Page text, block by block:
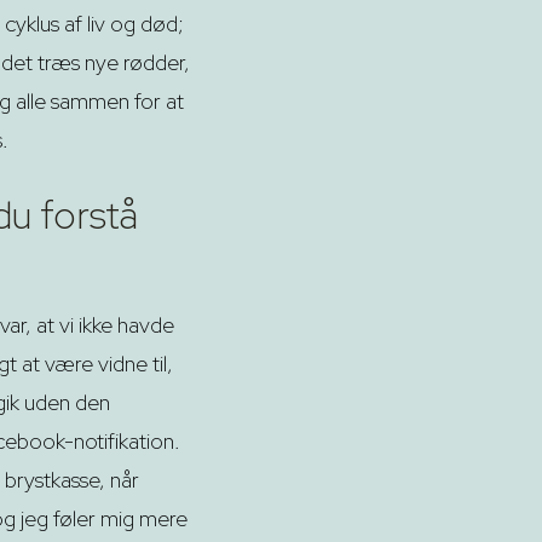
af liv og død;
træs nye rødder,
alle sammen for at
forstå
at vi ikke havde
at være vidne til,
uden den
notifikation.
når
jeg føler mig mere